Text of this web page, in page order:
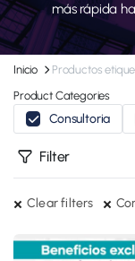
más rápida
Inicio
Productos
Product Categories
Consultoria
Filter
Clear filters